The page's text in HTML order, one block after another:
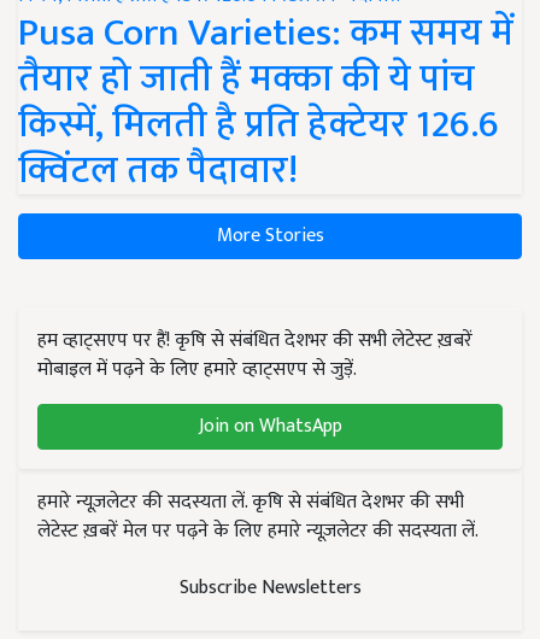
Pusa Corn Varieties: कम समय में
तैयार हो जाती हैं मक्का की ये पांच
किस्में, मिलती है प्रति हेक्टेयर 126.6
क्विंटल तक पैदावार!
More Stories
हम व्हाट्सएप पर हैं! कृषि से संबंधित देशभर की सभी लेटेस्ट ख़बरें
मोबाइल में पढ़ने के लिए हमारे व्हाट्सएप से जुड़ें.
Join on WhatsApp
हमारे न्यूज़लेटर की सदस्यता लें. कृषि से संबंधित देशभर की सभी
लेटेस्ट ख़बरें मेल पर पढ़ने के लिए हमारे न्यूज़लेटर की सदस्यता लें.
Subscribe Newsletters